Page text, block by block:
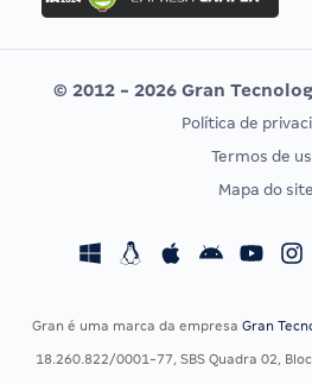
Concurso MPU
Editais publicados
CONCURSOS POR PROFISSÃO
Concursos Fiscais
© 2012 - 2026 Gran
Política de
Termos de
Mapa do site
Gran é uma marca da empresa Gran
18.260.822/0001-77, SBS Quadra 02,